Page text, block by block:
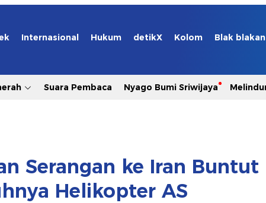
Internasional Hukum detikX Kolom Blak blakan
Suara Pembaca Nyago Bumi Sriwijaya
Serangan ke Iran Buntut
Helikopter AS